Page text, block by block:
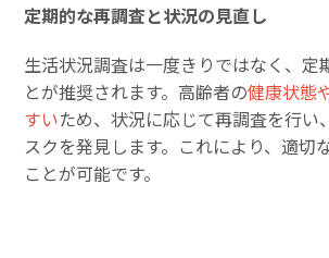
定期的な再調査と状況の見直し
生活状況調査は一度きりではなく、定
とが推奨されます。高齢者の健康状態
すいため、状況に応じて再調査を行い
スクを発見します。これにより、適切
ことが可能です。